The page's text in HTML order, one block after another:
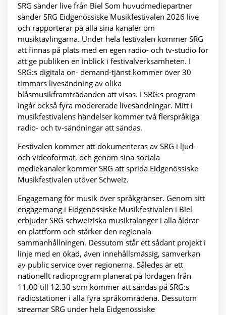
SRG sänder live från Biel Som huvudmediepartner
sänder SRG Eidgenössiske Musikfestivalen 2026 live
och rapporterar på alla sina kanaler om
musiktävlingarna. Under hela festivalen kommer SRG
att finnas på plats med en egen radio- och tv-studio för
att ge publiken en inblick i festivalverksamheten. I
SRG:s digitala on- demand-tjänst kommer över 30
timmars livesändning av olika
blåsmusikframträdanden att visas. I SRG:s program
ingår också fyra modererade livesändningar. Mitt i
musikfestivalens händelser kommer två flerspråkiga
radio- och tv-sändningar att sändas.
Festivalen kommer att dokumenteras av SRG i ljud-
och videoformat, och genom sina sociala
mediekanaler kommer SRG att sprida Eidgenössiske
Musikfestivalen utöver Schweiz.
Engagemang för musik över språkgränser. Genom sitt
engagemang i Eidgenössiske Musikfestivalen i Biel
erbjuder SRG schweiziska musiktalanger i alla åldrar
en plattform och stärker den regionala
sammanhållningen. Dessutom står ett sådant projekt i
linje med en ökad, även innehållsmässig, samverkan
av public service över regionerna. Således är ett
nationellt radioprogram planerat på lördagen från
11.00 till 12.30 som kommer att sändas på SRG:s
radiostationer i alla fyra språkområdena. Dessutom
streamar SRG under hela Eidgenössiske